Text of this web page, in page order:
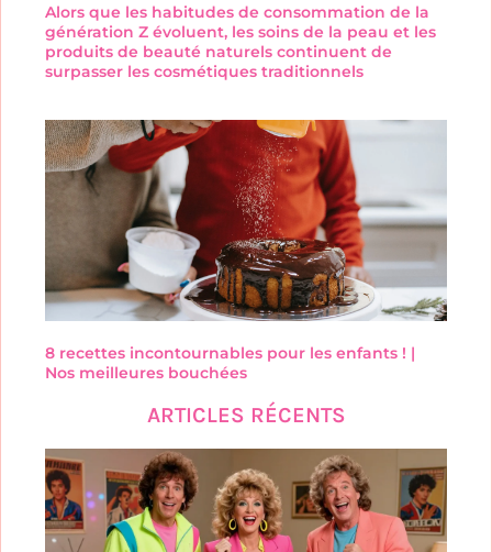
Alors que les habitudes de consommation de la
génération Z évoluent, les soins de la peau et les
produits de beauté naturels continuent de
surpasser les cosmétiques traditionnels
8 recettes incontournables pour les enfants ! |
Nos meilleures bouchées
ARTICLES RÉCENTS